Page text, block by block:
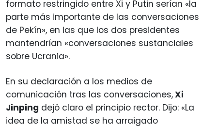
formato restringido entre Xi y Putin serían «la
parte más importante de las conversaciones
de Pekín», en las que los dos presidentes
mantendrían «conversaciones sustanciales
sobre Ucrania».
En su declaración a los medios de
comunicación tras las conversaciones,Xi
Jinping dejó claro el principio rector. Dijo: «La
idea de la amistad se ha arraigado